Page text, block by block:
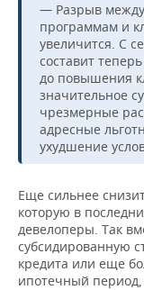
— Разрыв
программам и
увеличится. С
составит
до повышения
значительное
чрезмерные
адресные
ухудшение
Еще сильнее
которую в
девелоперы. Так
субсидированную
кредита или еще
ипотечный